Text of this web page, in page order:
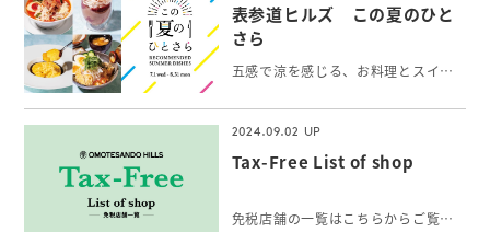
表参道ヒルズ この夏のひと
さら
五感で涼を感じる、お料理とスイーツ＆ドリンク。表参道で出会う、夏の「ひとさら」をお楽しみください。
2024.09.02
Tax-Free List of shop
免税店舗の一覧はこちらからご覧いただけます。